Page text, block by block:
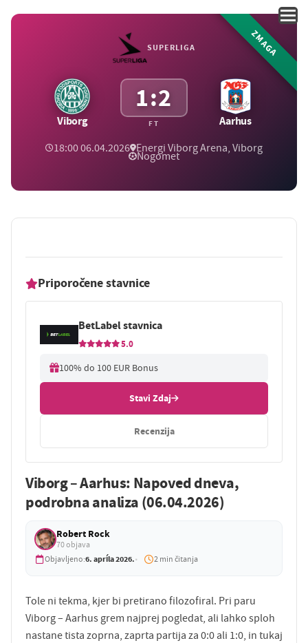
SUPERLIGA
Viborg
1:2
FT Aarhus
18:00 06.04.2026 Energi Viborg Arena, Viborg
Nogomet
ZMAGA
Priporočene stavnice
BetLabel stavnica
5.0
100% do 100 EUR Bonus
Stavi Zdaj
Recenzija
Viborg – Aarhus: Napoved dneva,
podrobna analiza (06.04.2026)
Robert Rock
70 objava
Objavljeno:6. apríla 2026. 2 min čitanja
Tole ni tekma, kjer bi pretirano filozofiral. Pri paru
Viborg – Aarhus grem najprej pogledat, ali lahko sploh
nastane tista zoprna, zaprta partija za 0:0 ali 1:0, in tukaj